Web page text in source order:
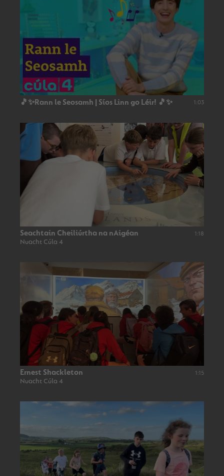
🎵✨Rann le Seosamh | Síos Linn go Léir! 🎵✨ 1:03
Seachtain Cheiliúrtha na nAigéan
Nuacht Cúla 4
1:18
Ernest Shackleton
Nuacht Cúla 4
1:15